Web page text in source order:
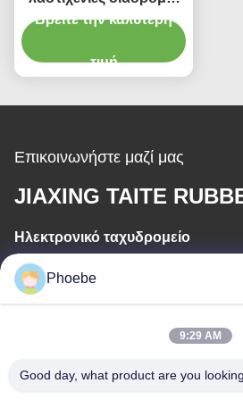
αντικατάστασης AVT
λιγότερος κύκλος
Βρείτε την καλύτερη
τιμή
Επικοινωνήστε μαζί μας
JIAXING TAITE
Ηλεκτρονικό ταχυδρομείο
hn.lin@taite-track.com
Η διεύθυνσή μας
Phoebe
9:29 AM
Good day, what product are you